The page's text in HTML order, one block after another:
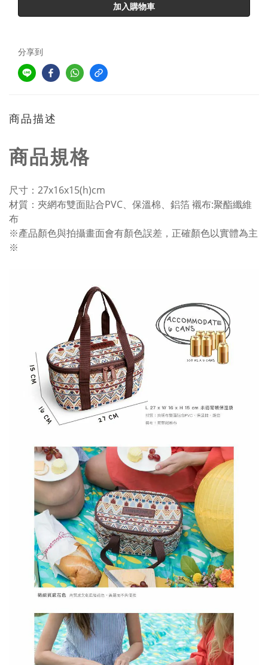
加入購物車
分享到
商品描述
商品規格
尺寸：27x16x15(h)cm
材質：夾網布雙面貼合PVC、保溫棉、鋁箔 襯布:聚酯纖維
布
※產品顏色與拍攝畫面會有顏色誤差，正確顏色以實體為主
※